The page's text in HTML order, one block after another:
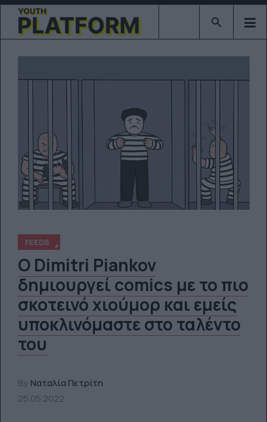
Type 2 or
FEEDS
Ο Dimitri Piankov
δημιουργεί comics με το πιο
σκοτεινό χιούμορ και εμείς
υποκλινόμαστε στο ταλέντο
του
By Ναταλία Πετρίτη
25.05.2022